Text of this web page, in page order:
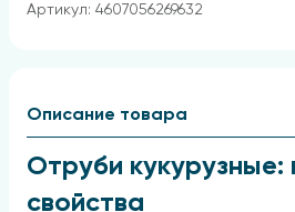
Артикул: 4607056269632
Описание товара
Отруби кукурузные:
свойства